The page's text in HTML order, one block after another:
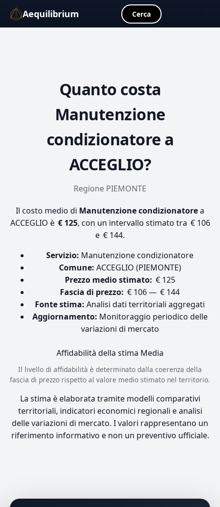
Aequilibrium Cerca
Quanto costa
Manutenzione
condizionatore a
ACCEGLIO?
Regione PIEMONTE
Il costo medio di Manutenzione condizionatorea
ACCEGLIO è € 125, con un intervallo stimato tra € 106
e € 144.
Servizio: Manutenzione condizionatore
Comune: ACCEGLIO (PIEMONTE)
Prezzo medio stimato: € 125
Fascia di prezzo: € 106 — € 144
Fonte stima: Analisi dati territoriali aggregati
Aggiornamento: Monitoraggio periodico delle
variazioni di mercato
Affidabilità della stima Media
Il livello di affidabilità è determinato dalla coerenza della
fascia di prezzo rispetto al valore medio stimato nel territorio.
La stima è elaborata tramite modelli comparativi
territoriali, indicatori economici regionali e analisi
delle variazioni di mercato. I valori rappresentano un
riferimento informativo e non un preventivo ufficiale.